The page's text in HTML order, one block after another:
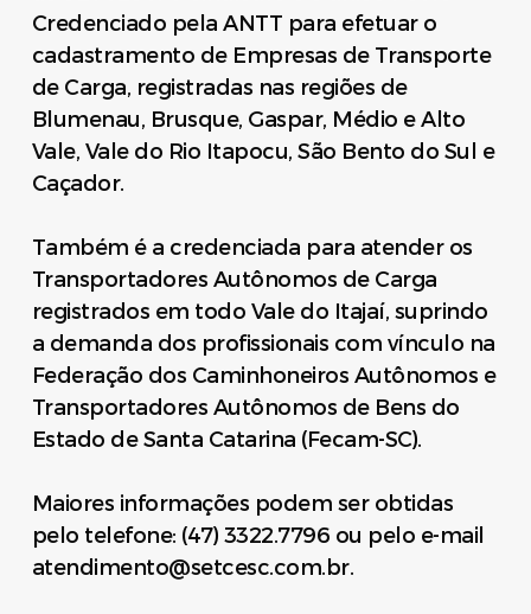
Credenciado pela ANTT para efetuar o
cadastramento de Empresas de Transporte
de Carga, registradas nas regiões de
Blumenau, Brusque, Gaspar, Médio e Alto
Vale, Vale do Rio Itapocu, São Bento do Sul e
Caçador.
Também é a credenciada para atender os
Transportadores Autônomos de Carga
registrados em todo Vale do Itajaí, suprindo
a demanda dos profissionais com vínculo na
Federação dos Caminhoneiros Autônomos e
Transportadores Autônomos de Bens do
Estado de Santa Catarina (Fecam-SC).
Maiores informações podem ser obtidas
pelo telefone: (47) 3322.7796 ou pelo e-mail
atendimento@setcesc.com.br.